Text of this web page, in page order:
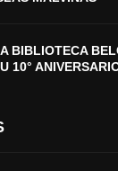
BIBLIOTECA
10°